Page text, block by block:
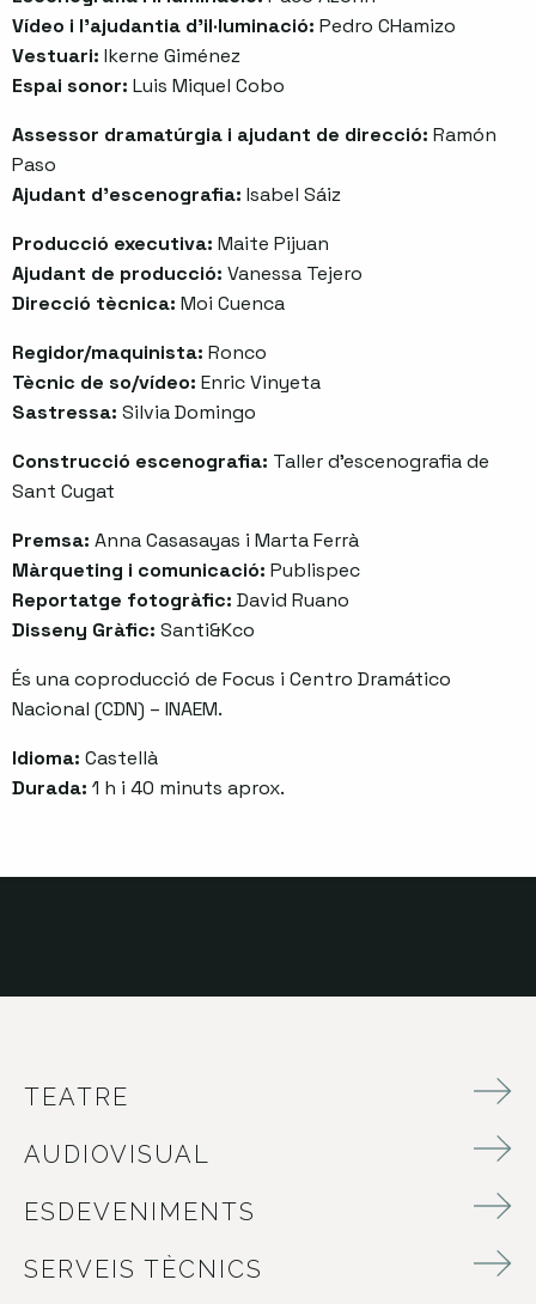
Vídeo i l'ajudantia d'il·luminació: Pedro CHamizo
Vestuari: Ikerne Giménez
Espai sonor: Luis Miquel Cobo
Assessor dramatúrgia i ajudant de direcció: Ramón
Paso
Ajudant d’escenografia: Isabel Sáiz
Producció executiva: Maite Pijuan
Ajudant de producció: Vanessa Tejero
Direcció tècnica: Moi Cuenca
Regidor/maquinista: Ronco
Tècnic de so/vídeo: Enric Vinyeta
Sastressa: Silvia Domingo
Construcció escenografia: Taller d’escenografia de
Sant Cugat
Premsa: Anna Casasayas i Marta Ferrà
Màrqueting i comunicació: Publispec
Reportatge fotogràfic: David Ruano
Disseny Gràfic: Santi&Kco
És una coproducció de Focus i Centro Dramático
Nacional (CDN) – INAEM.
Idioma: Castellà
Durada: 1 h i 40 minuts aprox.
TEATRE
AUDIOVISUAL
ESDEVENIMENTS
SERVEIS TÈCNICS